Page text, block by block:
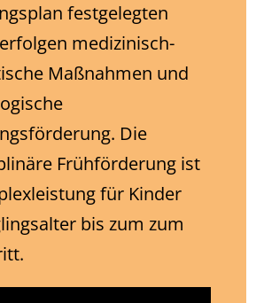
festgelegten
medizinisch-
Maßnahmen und
Die
Frühförderung ist
für Kinder
bis zum zum